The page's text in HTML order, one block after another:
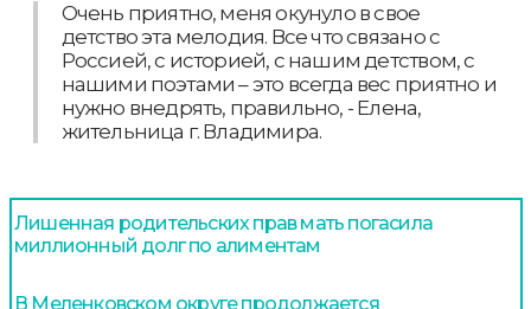
Очень приятно, меня окунуло в свое
детство эта мелодия. Все что связано с
Россией, с историей, с нашим детством, с
нашими поэтами – это всегда вес приятно и
нужно внедрять, правильно, - Елена,
жительница г. Владимира.
Лишенная родительских прав мать погасила
миллионный долг по алиментам
В Меленковском округе продолжается